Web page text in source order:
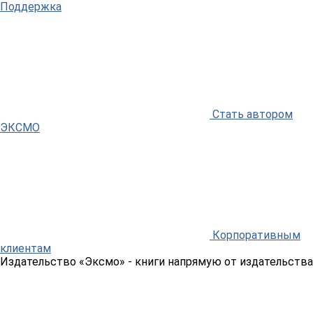
Поддержка
Стать автором
ЭКСМО
Корпоративным
клиентам
Издательство «Эксмо» - книги напрямую от издательства